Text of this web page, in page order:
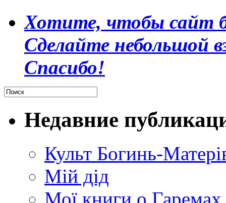
Хотите, чтобы сайт
Сделайте небольшой
Спасибо!
Недавние
Культ Богинь-
Мій дід
Мої книги о